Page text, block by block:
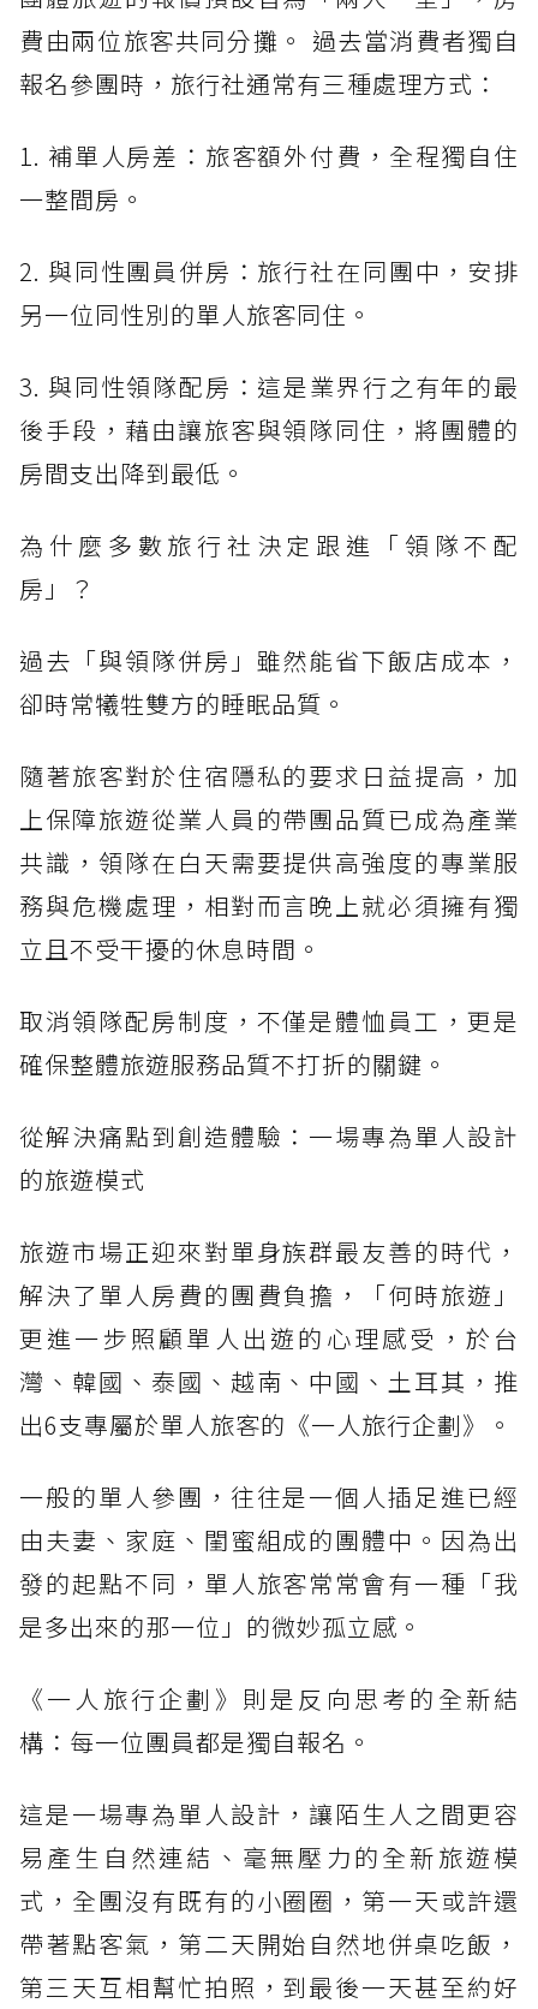
費由兩位旅客共同分攤。 過去當消費者獨自
報名參團時，旅行社通常有三種處理方式：
1. 補單人房差：旅客額外付費，全程獨自住
一整間房。
2. 與同性團員併房：旅行社在同團中，安排
另一位同性別的單人旅客同住。
3. 與同性領隊配房：這是業界行之有年的最
後手段，藉由讓旅客與領隊同住，將團體的
房間支出降到最低。
為什麼多數旅行社決定跟進「領隊不配
房」？
過去「與領隊併房」雖然能省下飯店成本，
卻時常犧牲雙方的睡眠品質。
隨著旅客對於住宿隱私的要求日益提高，加
上保障旅遊從業人員的帶團品質已成為產業
共識，領隊在白天需要提供高強度的專業服
務與危機處理，相對而言晚上就必須擁有獨
立且不受干擾的休息時間。
取消領隊配房制度，不僅是體恤員工，更是
確保整體旅遊服務品質不打折的關鍵。
從解決痛點到創造體驗：一場專為單人設計
的旅遊模式
旅遊市場正迎來對單身族群最友善的時代，
解決了單人房費的團費負擔，「何時旅遊」
更進一步照顧單人出遊的心理感受，於台
灣、韓國、泰國、越南、中國、土耳其，推
出6支專屬於單人旅客的《一人旅行企劃》。
一般的單人參團，往往是一個人插足進已經
由夫妻、家庭、閨蜜組成的團體中。因為出
發的起點不同，單人旅客常常會有一種「我
是多出來的那一位」的微妙孤立感。
《一人旅行企劃》則是反向思考的全新結
構：每一位團員都是獨自報名。
這是一場專為單人設計，讓陌生人之間更容
易產生自然連結、毫無壓力的全新旅遊模
式，全團沒有既有的小圈圈，第一天或許還
帶著點客氣，第二天開始自然地併桌吃飯，
第三天互相幫忙拍照，到最後一天甚至約好